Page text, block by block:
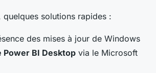
quelques solutions rapides :
des mises à jour de Windows
Power BI Desktop via le Microsoft